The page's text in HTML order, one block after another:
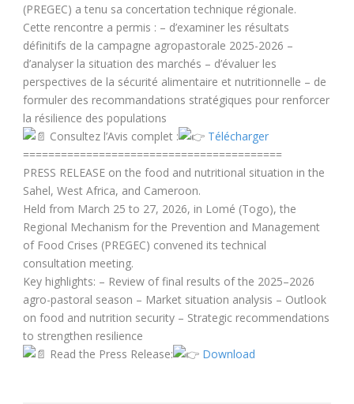
(PREGEC) a tenu sa concertation technique régionale.
Cette rencontre a permis : – d’examiner les résultats
définitifs de la campagne agropastorale 2025-2026 –
d’analyser la situation des marchés – d’évaluer les
perspectives de la sécurité alimentaire et nutritionnelle – de
formuler des recommandations stratégiques pour renforcer
la résilience des populations
Consultez l’Avis complet :
Télécharger
=========================================
PRESS RELEASE on the food and nutritional situation in the
Sahel, West Africa, and Cameroon.
Held from March 25 to 27, 2026, in Lomé (Togo), the
Regional Mechanism for the Prevention and Management
of Food Crises (PREGEC) convened its technical
consultation meeting.
Key highlights: – Review of final results of the 2025–2026
agro-pastoral season – Market situation analysis – Outlook
on food and nutrition security – Strategic recommendations
to strengthen resilience
Read the Press Release:
Download